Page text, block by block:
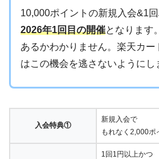
10,000ポイントの新規入会&1
2026年1回目の開催となります
あるかわかりません。楽天カ
はこの機会を逃さないようにし
入会特典①
新規入会で
もれなく2,000ポ
1回1円以上かつ